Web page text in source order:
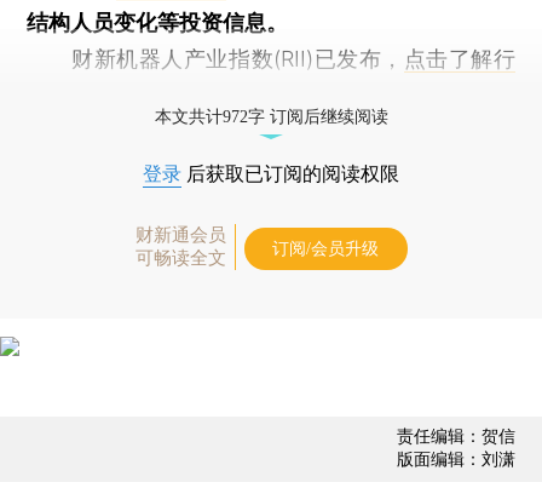
结构人员变化等投资信息。
财新机器人产业指数(RII)已发布， 点击了解行
本文共计972字 订阅后继续阅读
登录 后获取已订阅的阅读权限
财新通会员
可畅读全文
订阅/会员升级
责任编辑：贺信
版面编辑：刘潇